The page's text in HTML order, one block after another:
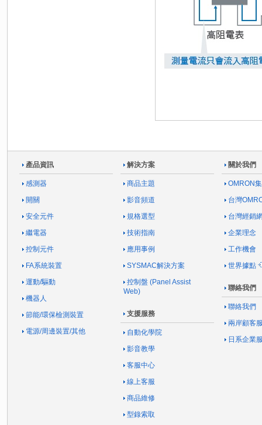
產品資訊
感測器
開關
安全元件
繼電器
控制元件
FA系統裝置
運動/驅動
機器人
節能/環保檢測裝置
電源/周邊裝置/其他
解決方案
商品主題
影音頻道
規格選型
技術指南
應用事例
SYSMAC解決方案
控制盤 (Panel Assist
Web)
支援服務
自動化學院
影音教學
客服中心
線上客服
商品維修
型錄索取
關於我們
OMRON
台灣
台灣經銷
企業理念
工作機會
世界據點
聯絡我們
聯絡我們
兩岸顧客
日系企業